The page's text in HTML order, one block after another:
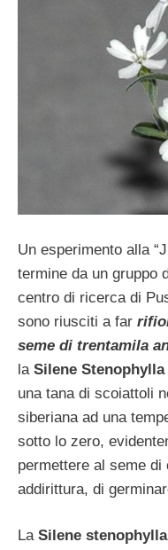
Un esperimento alla
termine da un gruppo
centro di ricerca di
sono riusciti a far
seme di trentamila
la Silene Stenophylla
una tana di scoiattoli
siberiana ad una
sotto lo zero,
permettere al seme
addirittura, di
La Silene stenophylla